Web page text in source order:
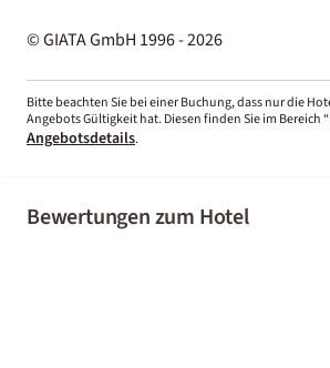
© GIATA GmbH 1996 - 2026
Bitte beachten Sie bei einer Buchung, dass nur die
Angebots Gültigkeit hat. Diesen finden Sie im Bereich
Angebotsdetails.
Bewertungen zum Hotel